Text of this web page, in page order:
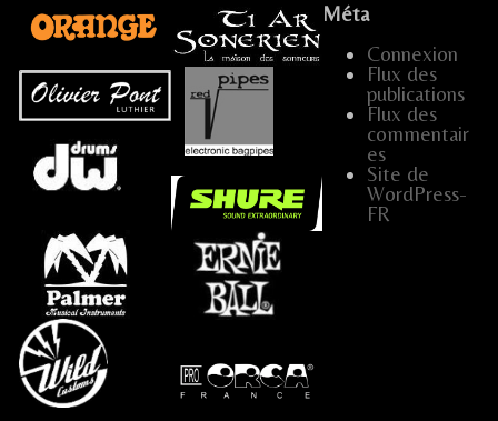
Méta
Connexion
Flux des
publications
Flux des
commentair
es
Site de
WordPress-
FR